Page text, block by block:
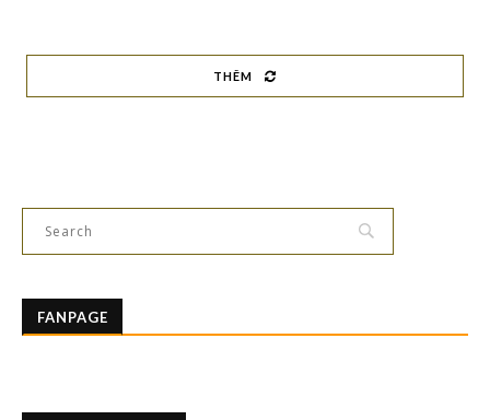
THÊM
FANPAGE